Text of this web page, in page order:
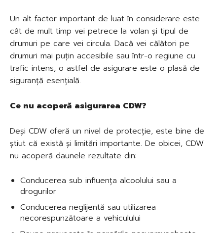
Un alt factor important de luat în considerare este
cât de mult timp vei petrece la volan și tipul de
drumuri pe care vei circula. Dacă vei călători pe
drumuri mai puțin accesibile sau într-o regiune cu
trafic intens, o astfel de asigurare este o plasă de
siguranță esențială.
Ce nu acoperă asigurarea CDW?
Deși CDW oferă un nivel de protecție, este bine de
știut că există și limitări importante. De obicei, CDW
nu acoperă daunele rezultate din:
Conducerea sub influența alcoolului sau a
drogurilor
Conducerea neglijentă sau utilizarea
necorespunzătoare a vehiculului